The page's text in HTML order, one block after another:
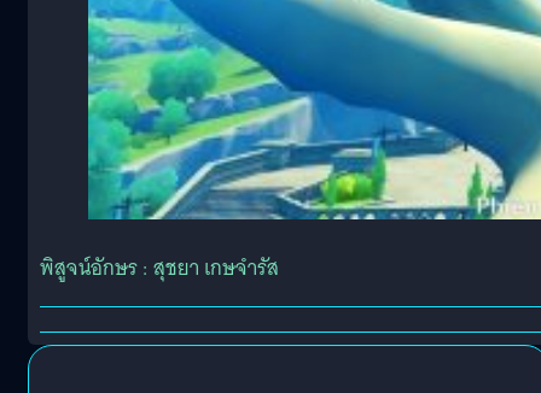
พิสูจน์อักษร : สุชยา เกษจำรัส